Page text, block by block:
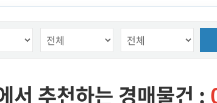
서 추천하는 경매물건 :